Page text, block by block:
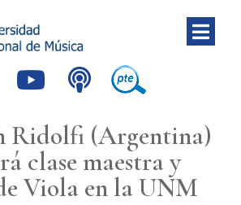
Ridolfi (Argentina)
clase maestra y
Viola en la UNM